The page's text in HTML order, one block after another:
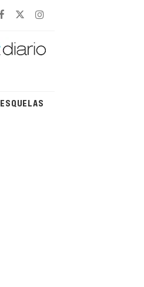
ESQUELAS